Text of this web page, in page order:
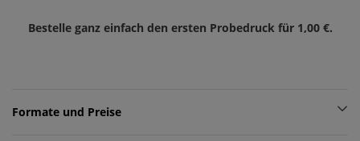
Bestelle ganz einfach den ersten Probedruck für 1,00 €.
Formate und Preise